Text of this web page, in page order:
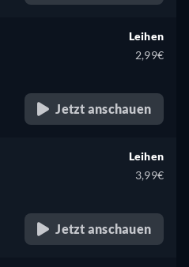
Leihen
2,99€
Jetzt anschauen
Leihen
3,99€
Jetzt anschauen